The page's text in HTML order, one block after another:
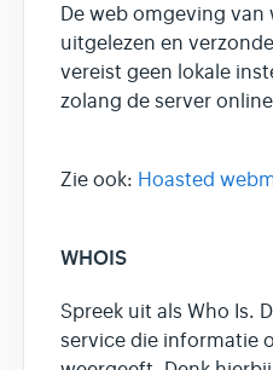
De web omgeving van
uitgelezen en
vereist geen lokale
zolang de server
Zie ook: Hoasted
WHOIS
Spreek uit als Who Is.
service die informatie